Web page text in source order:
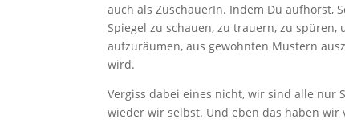
auch als ZuschauerIn. Indem Du aufhörst,
Spiegel zu schauen, zu trauern, zu
aufzuräumen, aus gewohnten Mustern
wird.
Vergiss dabei eines nicht, wir sind alle nur
wieder wir selbst. Und eben das haben